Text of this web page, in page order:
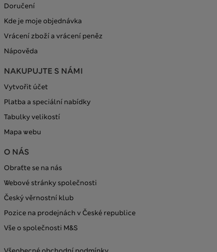
Doručení
Kde je moje objednávka
Vrácení zboží a vrácení peněz
Nápověda
NAKUPUJTE S NÁMI
Vytvořit účet
Platba a speciální nabídky
Tabulky velikostí
Mapa webu
O NÁS
Obraťte se na nás
Webové stránky společnosti
Český věrnostní klub
Pozice na prodejnách v České republice
Vše o společnosti M&S